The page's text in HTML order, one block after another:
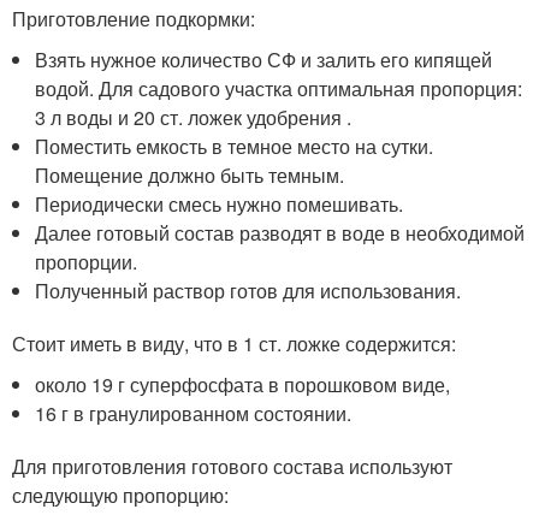
Приготовление подкормки:
Взять нужное количество СФ и залить его кипящей
водой. Для садового участка оптимальная пропорция:
3 л воды и 20 ст. ложек удобрения .
Поместить емкость в темное место на сутки.
Помещение должно быть темным.
Периодически смесь нужно помешивать.
Далее готовый состав разводят в воде в необходимой
пропорции.
Полученный раствор готов для использования.
Стоит иметь в виду, что в 1 ст. ложке содержится:
около 19 г суперфосфата в порошковом виде,
16 г в гранулированном состоянии.
Для приготовления готового состава используют
следующую пропорцию: